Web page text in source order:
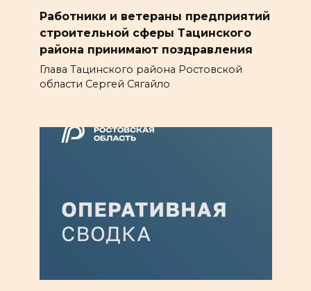
Работники и ветераны предприятий
строительной сферы Тацинского
района принимают поздравления
Глава Тацинского района Ростовской
области Сергей Сягайло